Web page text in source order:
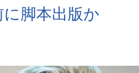
脚本出版か